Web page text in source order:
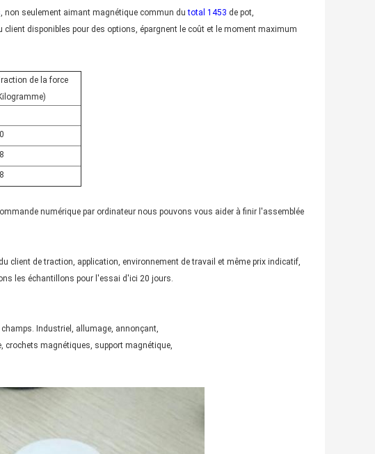
, non seulement aimant magnétique commun dutotal 1453 de pot,
disponibles pour des options, épargnent le coût et le moment maximum
de la force
numérique par ordinateur nous pouvons vous aider à finir l'assemblée
client de traction, application, environnement de travail et même prix indicatif,
les échantillons pour l'essai d'ici 20 jours.
Industriel, allumage, annonçant,
crochets magnétiques, support magnétique,